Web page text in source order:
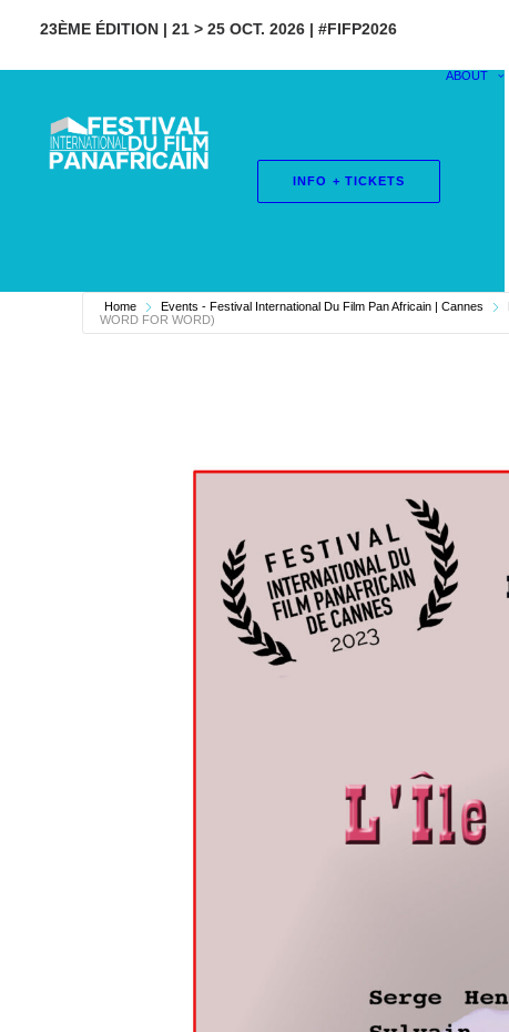
23ÈME ÉDITION | 21 > 25 OCT. 2026 | #FIFP2026
INFO + TICKETS
ABOUT
Home Events - Festival International Du Film Pan Africain | Cannes
WORD FOR WORD)